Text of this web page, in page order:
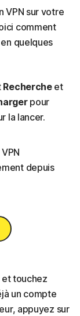
VPN sur votre
comment
quelques
Rechercheet
pour
la lancer.
depuis
et touchez
un compte
appuyez sur